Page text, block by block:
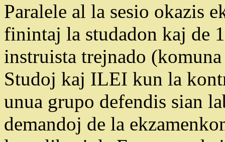
Paralele al la sesio okazis
finintaj la studadon kaj de
instruista trejnado
Studoj kaj ILEI kun la
unua grupo defendis sian
demandoj de la